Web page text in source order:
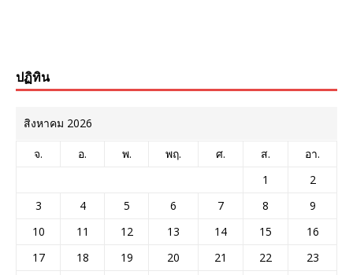
ปฏิทิน
สิงหาคม 2026
จ. อ. พ. พฤ. ศ. ส.
อา.
1
2
3
4 5 6 7 8
9
10
11 12 13 14 15
16
17
18 19 20 21 22
23